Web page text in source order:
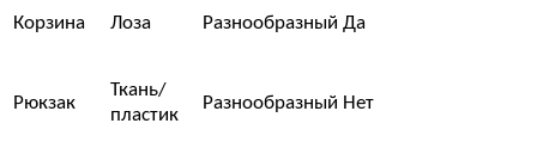
Корзина Лоза Разнообразный Да
Рюкзак
Ткань/
пластик
Разнообразный Нет